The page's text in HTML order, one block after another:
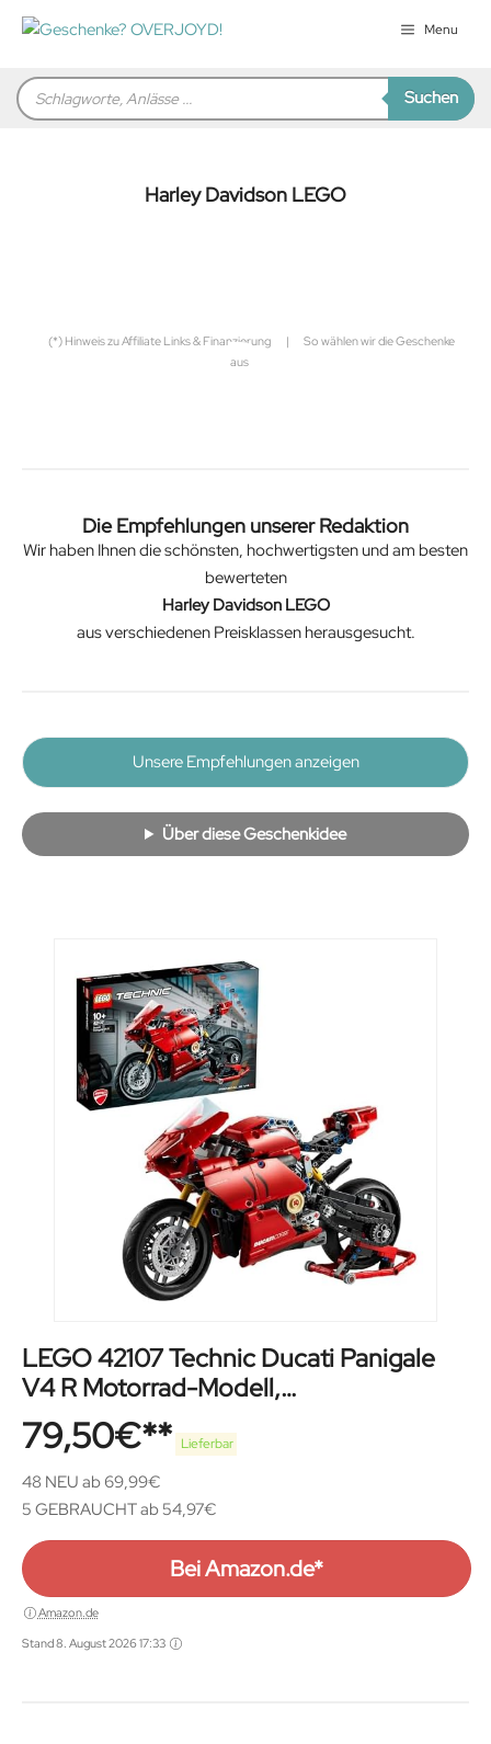
Zum
Inhalt
Menu
Products
search Suchen
Harley Davidson LEGO
(*) Hinweis zu Affiliate Links & Finanzierung |
So wählen wir die Geschenke
aus
Die Empfehlungen unserer Redaktion
Wir haben Ihnen die schönsten, hochwertigsten und am besten
bewerteten
Harley Davidson LEGO
aus verschiedenen Preisklassen herausgesucht.
Unsere Empfehlungen anzeigen
Über diese Geschenkidee
LEGO 42107 Technic Ducati Panigale
V4 R Motorrad-Modell,
Supermotorrad-Schaustück für
Sammler, als Home- oder Büro-Deko,
Modellbausatz für Kinder und
Erwachsene
79,50€ Lieferbar
48 NEU ab 69,99€
5 GEBRAUCHT ab 54,97€
Bei Amazon.de*
Amazon.de
Stand 8. August 2026 17:33